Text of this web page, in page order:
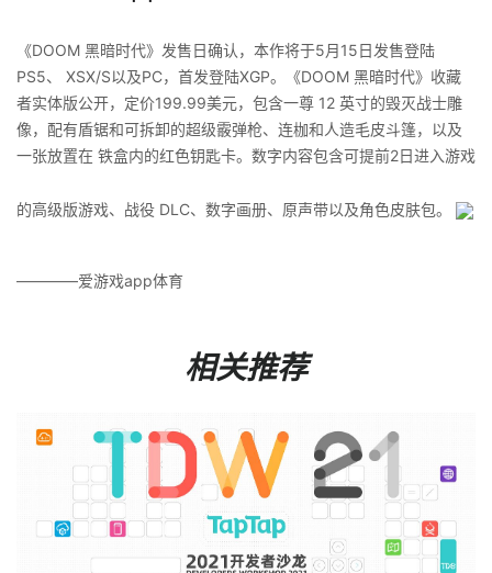
《DOOM 黑暗时代》发售日确认，本作将于5月15日发售登陆
PS5、 XSX/S以及PC，首发登陆XGP。《DOOM 黑暗时代》收藏
者实体版公开，定价199.99美元，包含一尊 12 英寸的毁灭战士雕
像，配有盾锯和可拆卸的超级霰弹枪、连枷和人造毛皮斗篷，以及
一张放置在 铁盒内的红色钥匙卡。数字内容包含可提前2日进入游戏
的高级版游戏、战役 DLC、数字画册、原声带以及角色皮肤包。 ​​​
————爱游戏app体育
相关推荐